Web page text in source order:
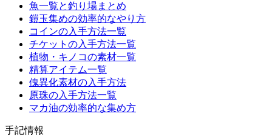
魚一覧と釣り場まとめ
鎧玉集めの効率的なやり方
コインの入手方法一覧
チケットの入手方法一覧
植物・キノコの素材一覧
精算アイテム一覧
傀異化素材の入手方法
原珠の入手方法一覧
マカ油の効率的な集め方
手記情報